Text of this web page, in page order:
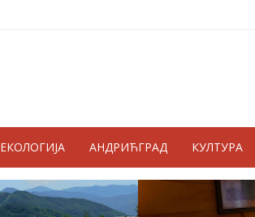
ЕКОЛОГИЈА АНДРИЋГРАД КУЛТУРА